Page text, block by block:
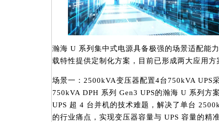
瀚海 U 系列集中式电源具备极强的场景适配能
载特性提供定制化方案，目前已形成两大应用方
场景一：2500kVA变压器配置4台750kVA UPS
750kVA DPH 系列 Gen3 UPS的瀚海 U 系列方
UPS 超 4 台并机的技术难题，解决了单台
的行业痛点，实现变压器容量与 UPS 容量的精